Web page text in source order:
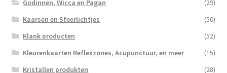
Godinnen, Wicca en Pagan
(29)
Kaarsen en Sfeerlichtjes
(50)
Klank producten
(52)
Kleurenkaarten Reflexzones, Acupunctuur, en meer
(15)
Kristallen produkten
(28)